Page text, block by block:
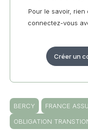
Pour le savoir,
connectez-vous
Créer un
BERCY FRANCE
OBLIGATION